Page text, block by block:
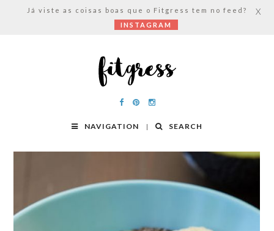
NAVIGATION SEARCH
Já viste as coisas boas que o Fitgress tem no feed?
INSTAGRAM
X